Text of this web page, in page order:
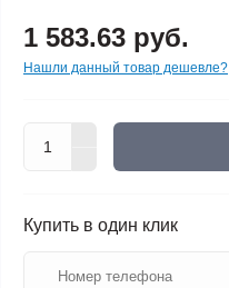
1 583.63 руб.
Нашли данный товар дешевле?
Купить в один клик